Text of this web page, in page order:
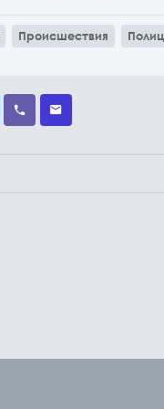
Происшествия